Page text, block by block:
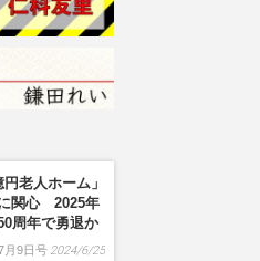
老人ホーム」
関心 2025年
周年で勇退か
月9日号 2024/6/25